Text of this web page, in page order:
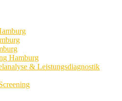
Hamburg
& Leistungsdiagnostik